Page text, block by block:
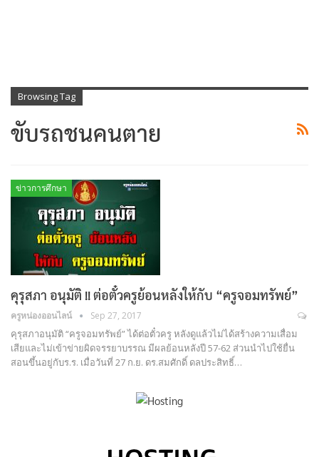
Browsing Tag
ขับรถชนคนตาย
ข่าวการศึกษา
คุรุสภา อนุมัติ !! ต่อตั๋วครูย้อนหลังให้กับ “ครูจอมทรัพย์”
ครูหน่องออนไลน์ Sep 27, 2017
คุรุสภาอนุมัติ “ครูจอมทรัพย์” ได้ต่อตั๋วครู หลังดูแล้วไม่ได้สร้างความเสื่อม
เสียและไม่เข้าข่ายผิดจรรยาบรรณ มีผลย้อนหลังปี 57-62 ส่วนนำไปใช้ยื่น
สอนขึ้นอยู่กับร.ร. เมื่อวันที่ 27 ก.ย. ดร.สมศักดิ์ ดลประสิทธิ์…